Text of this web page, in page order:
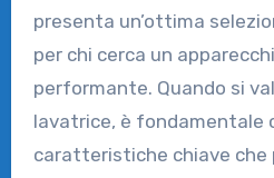
presenta un’ottima
per chi cerca un
performante. Quando si
lavatrice, è fondamentale
caratteristiche chiave che